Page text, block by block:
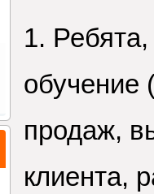
1.
обучение
продаж,
клиента,